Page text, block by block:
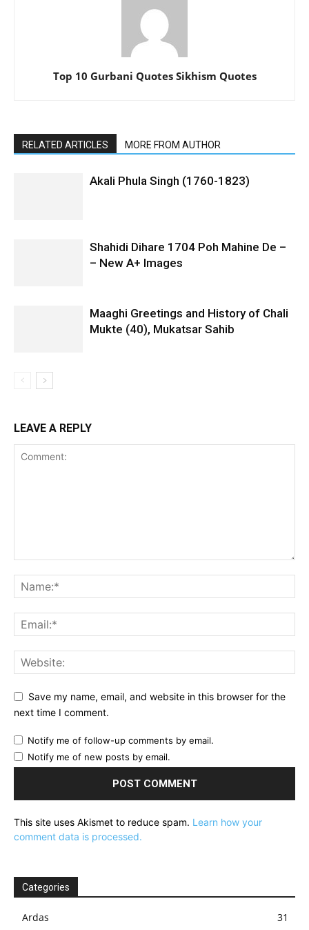
Top 10 Gurbani Quotes Sikhism Quotes
RELATED ARTICLES MORE FROM AUTHOR
Akali Phula Singh (1760-1823)
Shahidi Dihare 1704 Poh Mahine De –
– New A+ Images
Maaghi Greetings and History of Chali
Mukte (40), Mukatsar Sahib
LEAVE A REPLY
Save my name, email, and website in this browser for the
next time I comment.
Notify me of follow-up comments by email.
Notify me of new posts by email.
This site uses Akismet to reduce spam. Learn how your
comment data is processed.
Categories
Ardas
31